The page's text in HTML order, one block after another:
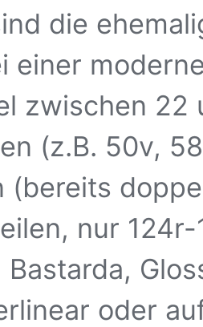
die
einer
zwischen 22
(z.B. 50v,
(bereits
nur
Bastarda,
oder